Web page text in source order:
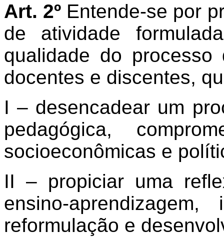
Art. 2º Entende-se por
de atividade
qualidade do processo
docentes e discentes,
I – desencadear um
pedagógica,
socioeconômicas e
II – propiciar uma
ensino-
reformulação e